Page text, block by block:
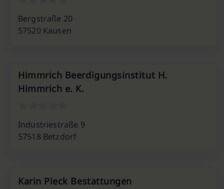
Bergstraße 20
57520 Kausen
Himmrich Beerdigungsinstitut H.
Himmrich e. K.
Industriestraße 9
57518 Betzdorf
Karin Pieck Bestattungen